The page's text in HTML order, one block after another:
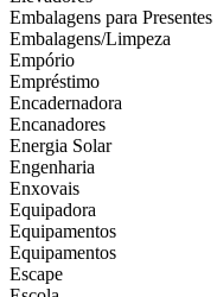
Embalagens para Presentes
Embalagens/Limpeza
Empório
Empréstimo
Encadernadora
Encanadores
Energia Solar
Engenharia
Enxovais
Equipadora
Equipamentos
Equipamentos
Escape